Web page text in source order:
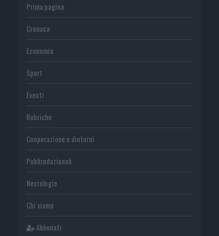
Prima pagina
Cronaca
Economia
Sport
Eventi
Rubriche
Cooperazione e dintorni
Publiredazionali
Necrologie
Chi siamo
Abbonati